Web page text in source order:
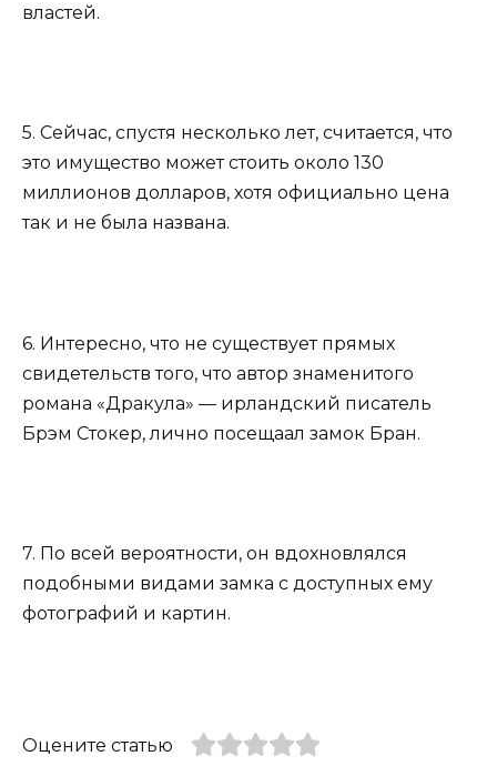
властей.
5. Сейчас, спустя несколько лет, считается, что
это имущество может стоить около 130
миллионов долларов, хотя официально цена
так и не была названа.
6. Интересно, что не существует прямых
свидетельств того, что автор знаменитого
романа «Дракула» — ирландский писатель
Брэм Стокер, лично посещаал замок Бран.
7. По всей вероятности, он вдохновлялся
подобными видами замка с доступных ему
фотографий и картин.
Оцените статью